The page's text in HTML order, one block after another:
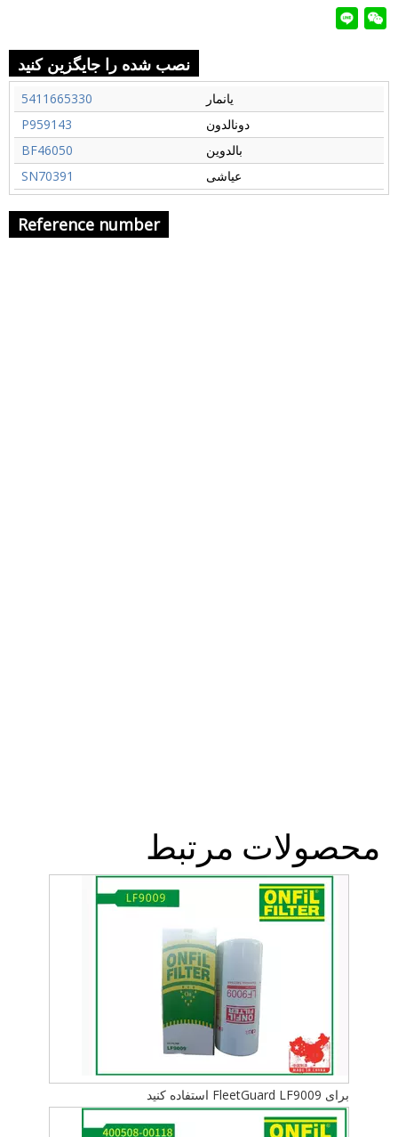
نصب شده را جایگزین کنید
5411665330
یانمار
P959143
دونالدون
BF46050
بالدوین
SN70391
عیاشی
Reference number
محصولات مرتبط
برای FleetGuard LF9009 استفاده کنید